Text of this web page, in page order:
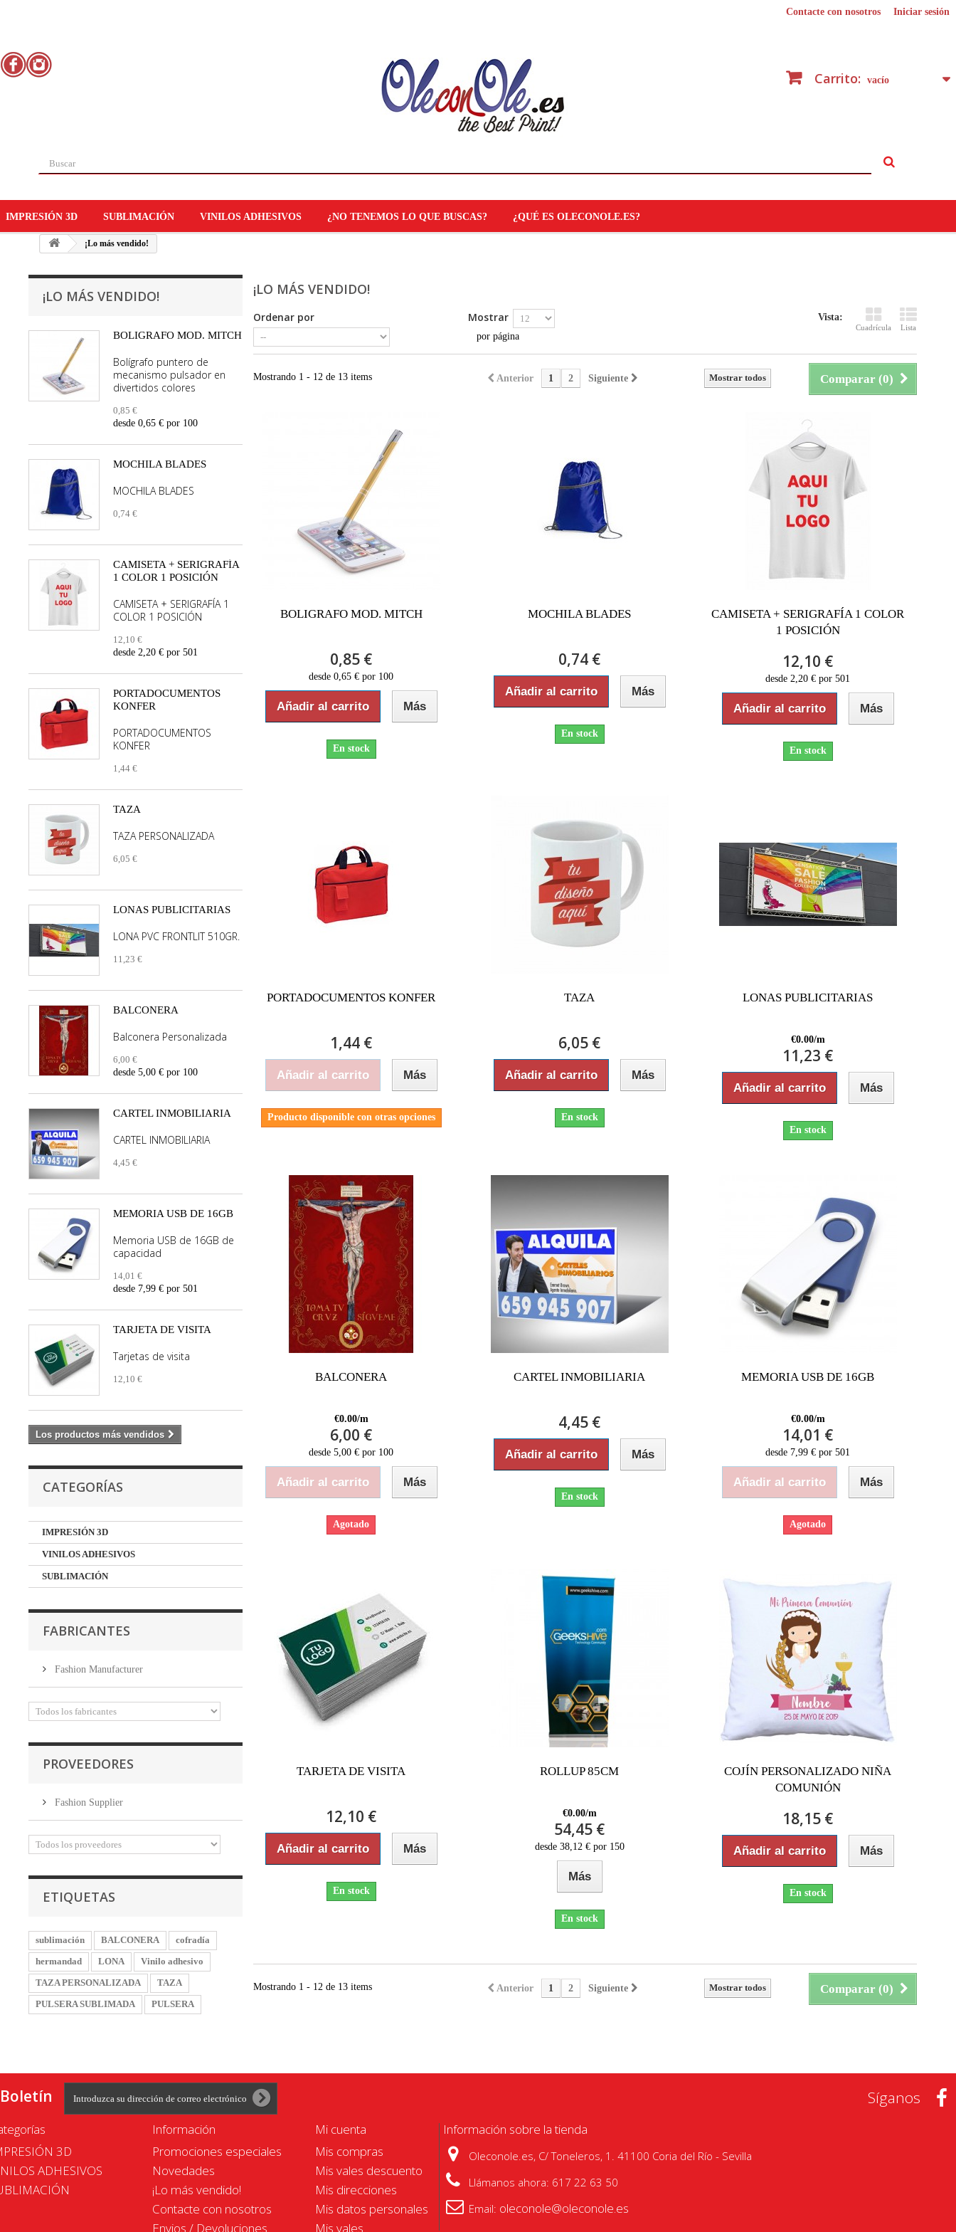
Iniciar sesión
Contacte con nosotros
Carrito: vacío
IMPRESIÓN 3D SUBLIMACIÓN VINILOS ADHESIVOS ¿NO TENEMOS LO QUE BUSCAS? ¿QUÉ ES OLECONOLE.ES?
¡Lo más vendido!
¡LO MÁS VENDIDO!
BOLIGRAFO MOD. MITCH
Bolígrafo puntero de
mecanismo pulsador en
divertidos colores
0,85 €
desde 0,65 € por 100
MOCHILA BLADES
MOCHILA BLADES
0,74 €
CAMISETA + SERIGRAFÍA
1 COLOR 1 POSICIÓN
CAMISETA + SERIGRAFÍA 1
COLOR 1 POSICIÓN
12,10 €
desde 2,20 € por 501
PORTADOCUMENTOS
KONFER
PORTADOCUMENTOS
KONFER
1,44 €
TAZA
TAZA PERSONALIZADA
6,05 €
LONAS PUBLICITARIAS
LONA PVC FRONTLIT 510GR.
11,23 €
BALCONERA
Balconera Personalizada
6,00 €
desde 5,00 € por 100
CARTEL INMOBILIARIA
CARTEL INMOBILIARIA
4,45 €
MEMORIA USB DE 16GB
Memoria USB de 16GB de
capacidad
14,01 €
desde 7,99 € por 501
TARJETA DE VISITA
Tarjetas de visita
12,10 €
Los productos más vendidos
CATEGORÍAS
IMPRESIÓN 3D
VINILOS ADHESIVOS
SUBLIMACIÓN
FABRICANTES
Fashion Manufacturer
PROVEEDORES
Fashion Supplier
ETIQUETAS
sublimación BALCONERA
cofradía
hermandad
LONA
Vinilo adhesivo
TAZA PERSONALIZADA
TAZA
PULSERA SUBLIMADA
PULSERA
¡LO MÁS VENDIDO!
Vista:
Cuadrícula Lista
Ordenar por Mostrar
por página
Comparar (0)
Mostrar todos
Anterior 1 2 Siguiente
Mostrando 1 - 12 de 13 items
BOLIGRAFO MOD. MITCH
0,85 €
desde 0,65 € por 100
Añadir al carrito Más
En stock
MOCHILA BLADES
0,74 €
Añadir al carrito Más
En stock
CAMISETA + SERIGRAFÍA 1 COLOR
1 POSICIÓN
12,10 €
desde 2,20 € por 501
Añadir al carrito Más
En stock
PORTADOCUMENTOS KONFER
1,44 €
Añadir al carrito Más
Producto disponible con otras opciones
TAZA
6,05 €
Añadir al carrito Más
En stock
LONAS PUBLICITARIAS
€0.00/m
11,23 €
Añadir al carrito Más
En stock
BALCONERA
€0.00/m
6,00 €
desde 5,00 € por 100
Añadir al carrito Más
Agotado
CARTEL INMOBILIARIA
4,45 €
Añadir al carrito Más
En stock
MEMORIA USB DE 16GB
€0.00/m
14,01 €
desde 7,99 € por 501
Añadir al carrito Más
Agotado
TARJETA DE VISITA
12,10 €
Añadir al carrito Más
En stock
ROLLUP 85CM
€0.00/m
54,45 €
desde 38,12 € por 150
Más
En stock
COJÍN PERSONALIZADO NIÑA
COMUNIÓN
18,15 €
Añadir al carrito Más
En stock
Comparar (0)
Mostrar todos
Anterior 1 2 Siguiente
Mostrando 1 - 12 de 13 items
Boletín Síganos
3D
ADHESIVOS
Información
Promociones especiales
Novedades
¡Lo más vendido!
Contacte con nosotros
Envios / Devoluciones
Mi cuenta
Mis compras
Mis vales descuento
Mis direcciones
Mis datos personales
Mis vales
Información sobre la tienda
Oleconole.es, C/ Toneleros, 1. 41100 Coria del Río - Sevilla
Llámanos ahora: 617 22 63 50
Email: oleconole@oleconole.es